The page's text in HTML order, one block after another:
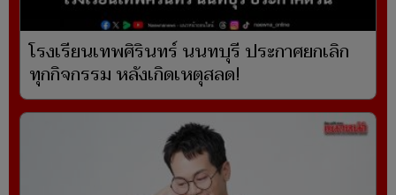
โรงเรียนเทพศิรินทร์ นนทบุรี ประกาศยกเลิก
ทุกกิจกรรม หลังเกิดเหตุสลด!